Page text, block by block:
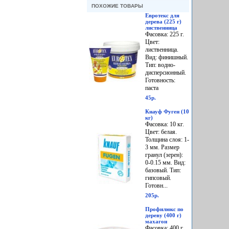
ПОХОЖИЕ ТОВАРЫ
Евротекс для
дерева (225 г)
лиственница
Фасовка: 225 г.
Цвет:
лиственница.
Вид: финишный.
Тип: водно-
дисперсионный.
Готовность:
паста
45р.
Кнауф Фуген (10
кг)
Фасовка: 10 кг.
Цвет: белая.
Толщина слоя: 1-
3 мм. Размер
гранул (зерен):
0-0.15 мм. Вид:
базовый. Тип:
гипсовый.
Готовн...
205р.
Профилюкс по
дереву (400 г)
махагон